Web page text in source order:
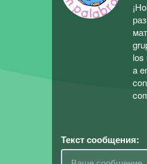
los
a
Текст сообщения: